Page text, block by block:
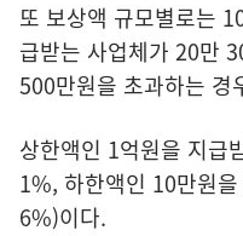
또 보상액 규모별로는
급받는 사업체가 20만
500만원을 초과하는
상한액인 1억원을 지급
1%, 하한액인 10만원
6%)이다.